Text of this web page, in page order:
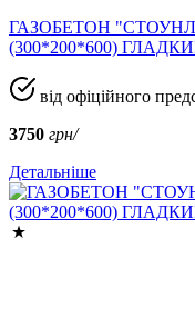
ГАЗОБЕТОН
(300*200*600)
від офіційного
3750 грн/
Детальніше